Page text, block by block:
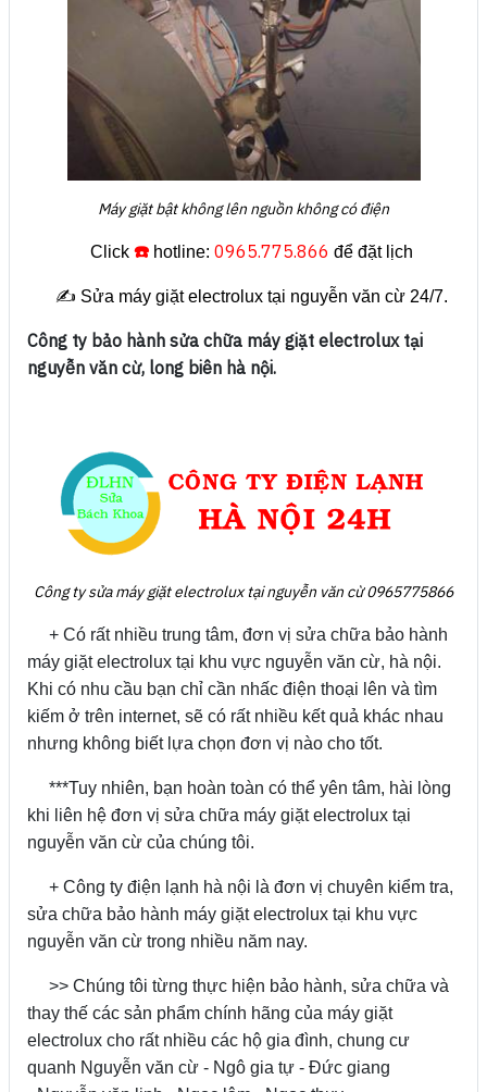
Máy giặt bật không lên nguồn không có điện
Click ☎️ hotline: 0965.775.866 để đặt lịch
✍️ Sửa máy giặt electrolux tại nguyễn văn cừ 24/7.
Công ty bảo hành sửa chữa máy giặt electrolux tại
nguyễn văn cừ, long biên hà nội.
Công ty sửa máy giặtelectrolux tại nguyễn văn cừ 0965775866
+ Có rất nhiều trung tâm, đơn vị sửa chữa bảo hành
máy giặt electrolux tại khu vực nguyễn văn cừ, hà nội.
Khi có nhu cầu bạn chỉ cần nhấc điện thoại lên và tìm
kiếm ở trên internet, sẽ có rất nhiều kết quả khác nhau
nhưng không biết lựa chọn đơn vị nào cho tốt.
***Tuy nhiên, bạn hoàn toàn có thể yên tâm, hài lòng
khi liên hệ đơn vị sửa chữa máy giặt electrolux tại
nguyễn văn cừ của chúng tôi.
+ Công ty điện lạnh hà nội là đơn vị chuyên kiểm tra,
sửa chữa bảo hành máy giặt electrolux tại khu vực
nguyễn văn cừ trong nhiều năm nay.
>> Chúng tôi từng thực hiện bảo hành, sửa chữa và
thay thế các sản phẩm chính hãng của máy giặt
electrolux cho rất nhiều các hộ gia đình, chung cư
quanh Nguyễn văn cừ - Ngô gia tự - Đức giang